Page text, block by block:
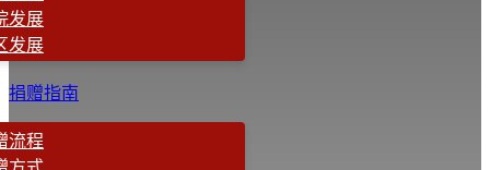
发展
发展
捐赠指南
流程